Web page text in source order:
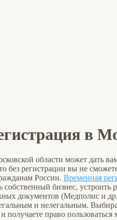
в
области может дать
то без регистрации вы не
России. Временная
собственный бизнес,
документов (Медполис и
и нелегальным.
получаете право